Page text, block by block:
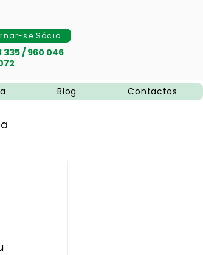
se Sócio
335 / 960 046
Blog Contactos